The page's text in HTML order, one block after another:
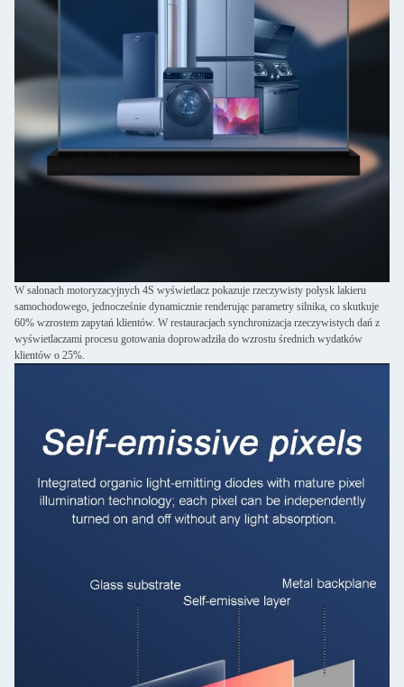
W salonach motoryzacyjnych 4S wyświetlacz pokazuje rzeczywisty połysk lakieru
samochodowego, jednocześnie dynamicznie renderując parametry silnika, co skutkuje
60% wzrostem zapytań klientów. W restauracjach synchronizacja rzeczywistych dań z
wyświetlaczami procesu gotowania doprowadziła do wzrostu średnich wydatków
klientów o 25%.